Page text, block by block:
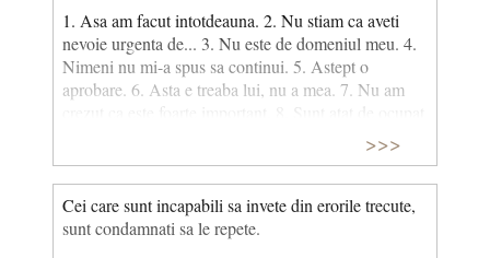
1. Asa am facut intotdeauna. 2. Nu stiam ca aveti
nevoie urgenta de... 3. Nu este de domeniul meu. 4.
Nimeni nu mi-a spus sa continui. 5. Astept o
aprobare. 6. Asta e treaba lui, nu a mea. 7. Nu am
>>>
Cei care sunt incapabili sa invete din erorile trecute,
sunt condamnati sa le repete.